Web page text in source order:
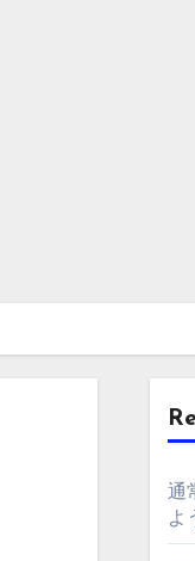
通
よ